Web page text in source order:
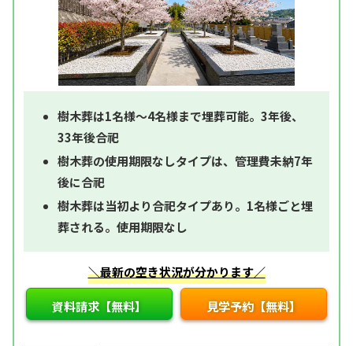
樹木葬は1名様～4名様まで埋葬可能。3年後、
33年後合祀
樹木葬の使用期限なしタイプは、管理費未納7年
後に合祀
樹木葬は当初より合祀タイプあり。1名様ごと埋
葬される。使用期限なし
＼最新の空き状況が分かります／
資料請求【無料】 見学予約【無料】